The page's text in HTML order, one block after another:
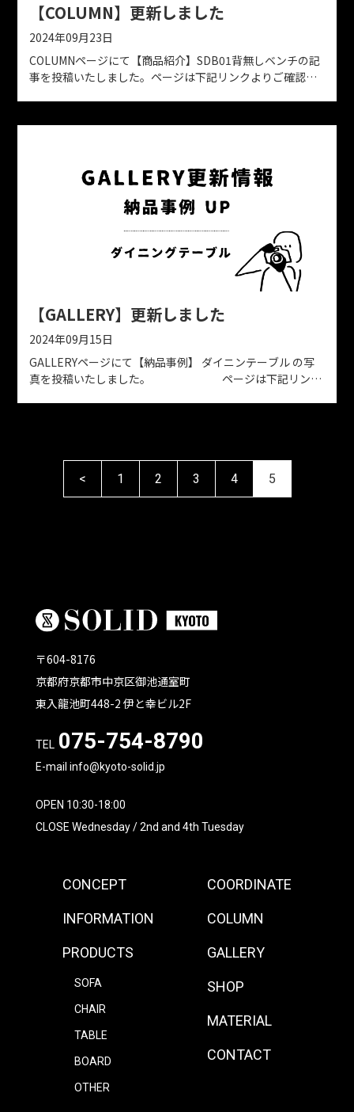
【COLUMN】更新しました
2024年09月23日
COLUMNページにて【商品紹介】SDB01背無しベンチの記
事を投稿いたしました。ページは下記リンクよりご確認く
【GALLERY】更新しました
2024年09月15日
GALLERYページにて【納品事例】 ダイニンテーブル の写
真を投稿いたしました。 ページは下記リンク
< 1 2 3 4 5
〒604-8176
京都府京都市中京区御池通室町
東入龍池町448-2 伊と幸ビル2F
TEL 075-754-8790
E-mail info@kyoto-solid.jp
OPEN 10:30-18:00
CLOSE Wednesday / 2nd and 4th Tuesday
CONCEPT
INFORMATION
PRODUCTS
SOFA
CHAIR
TABLE
BOARD
OTHER
COORDINATE
COLUMN
GALLERY
SHOP
MATERIAL
CONTACT